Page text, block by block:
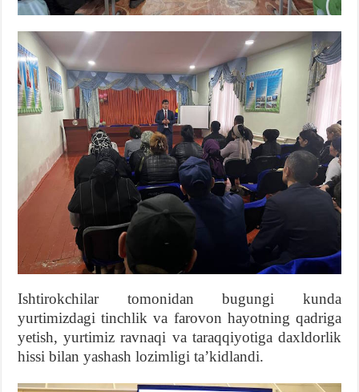
Ishtirokchilar tomonidan bugungi kunda
yurtimizdagi tinchlik va farovon hayotning qadriga
yetish, yurtimiz ravnaqi va taraqqiyotiga daxldorlik
hissi bilan yashash lozimligi taʼkidlandi.